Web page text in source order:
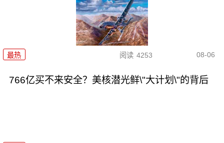
最热 阅读 4253 08-06
766亿买不来安全？美核潜光鲜\"大计划\"的背后